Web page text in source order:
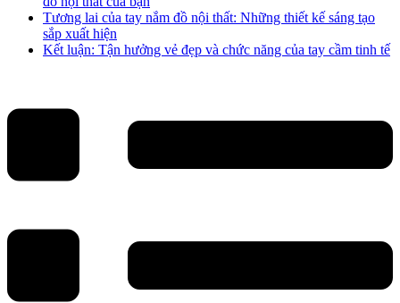
Tương lai của tay nắm đồ nội thất: Những thiết kế sáng tạo
sắp xuất hiện
Kết luận: Tận hưởng vẻ đẹp và chức năng của tay cầm tinh tế